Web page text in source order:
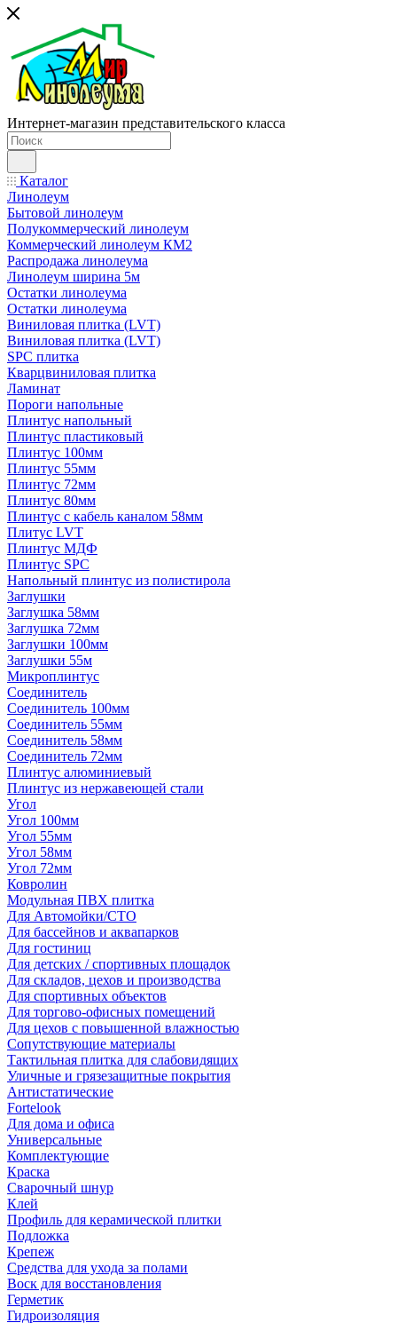
Интернет-магазин представительского класса
Каталог
Линолеум
Бытовой линолеум
Полукоммерческий линолеум
Коммерческий линолеум КМ2
Распродажа линолеума
Линолеум ширина 5м
Остатки линолеума
Остатки линолеума
Виниловая плитка (LVT)
Виниловая плитка (LVT)
SPC плитка
Кварцвиниловая плитка
Ламинат
Пороги напольные
Плинтус напольный
Плинтус пластиковый
Плинтус 100мм
Плинтус 55мм
Плинтус 72мм
Плинтус 80мм
Плинтус с кабель каналом 58мм
Плитус LVT
Плинтус МДФ
Плинтус SPC
Напольный плинтус из полистирола
Заглушки
Заглушка 58мм
Заглушка 72мм
Заглушки 100мм
Заглушки 55м
Микроплинтус
Соединитель
Соединитель 100мм
Соединитель 55мм
Соединитель 58мм
Соединитель 72мм
Плинтус алюминиевый
Плинтус из нержавеющей стали
Угол
Угол 100мм
Угол 55мм
Угол 58мм
Угол 72мм
Ковролин
Модульная ПВХ плитка
Для Автомойки/СТО
Для бассейнов и аквапарков
Для гостиниц
Для детских / спортивных площадок
Для складов, цехов и производства
Для спортивных объектов
Для торгово-офисных помещений
Для цехов с повышенной влажностью
Сопутствующие материалы
Тактильная плитка для слабовидящих
Уличные и грязезащитные покрытия
Антистатические
Fortelook
Для дома и офиса
Универсальные
Комплектующие
Краска
Сварочный шнур
Клей
Профиль для керамической плитки
Подложка
Крепеж
Средства для ухода за полами
Воск для восстановления
Герметик
Гидроизоляция